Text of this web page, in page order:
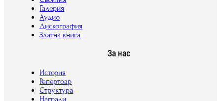
Галерия
Аудио
Дискография
Златна книга
За нас
История
Репертоар
Структура
Награди